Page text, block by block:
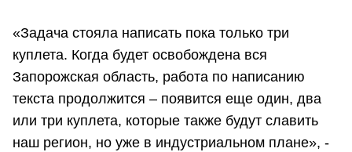
«Задача стояла написать пока только три
куплета. Когда будет освобождена вся
Запорожская область, работа по написанию
текста продолжится – появится еще один, два
или три куплета, которые также будут славить
наш регион, но уже в индустриальном плане», -